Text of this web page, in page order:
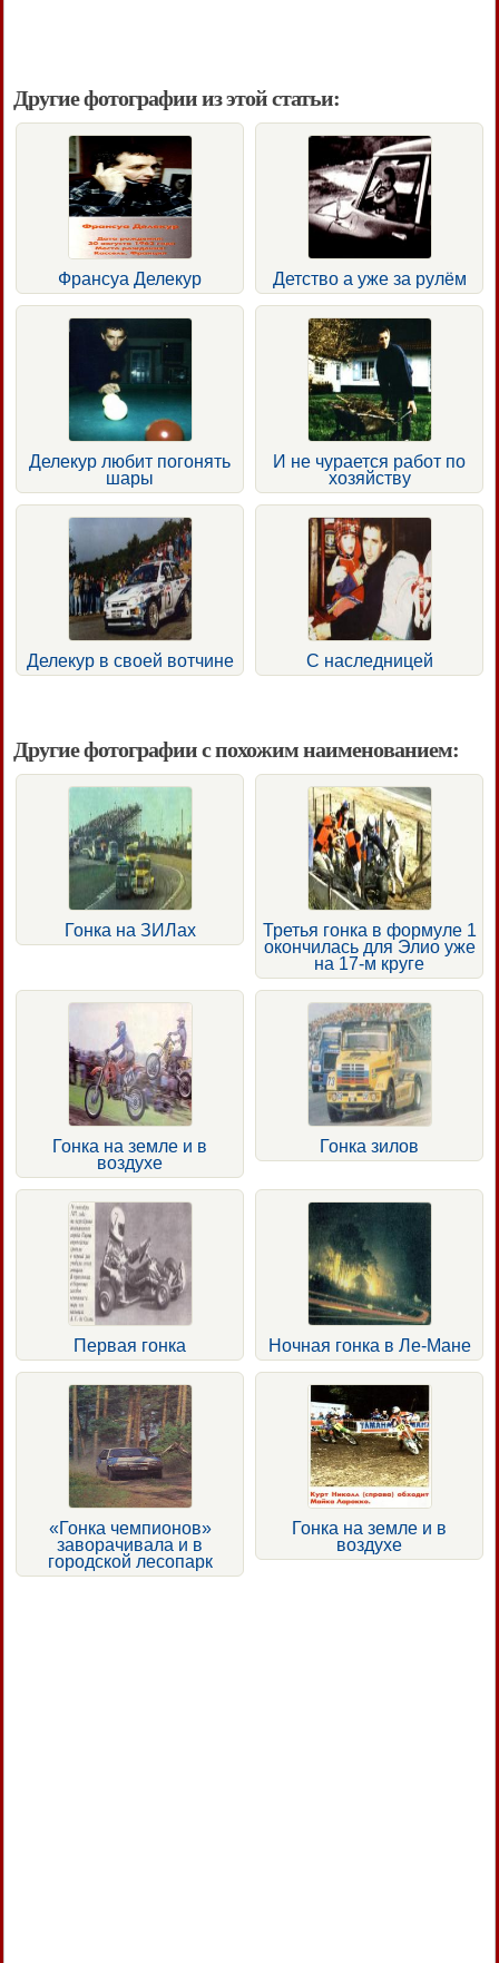
Другие фотографии из этой статьи:
Франсуа Делекур Детство а уже за рулём
Делекур любит погонять
шары
И не чурается работ по
хозяйству
Делекур в своей вотчине С наследницей
Другие фотографии с похожим наименованием:
Гонка на ЗИЛах
Третья гонка в формуле 1
окончилась для Элио уже
на 17-м круге
Гонка на земле и в
воздухе
Гонка зилов
Первая гонка Ночная гонка в Ле-Мане
«Гонка чемпионов»
заворачивала и в
городской лесопарк
Гонка на земле и в
воздухе